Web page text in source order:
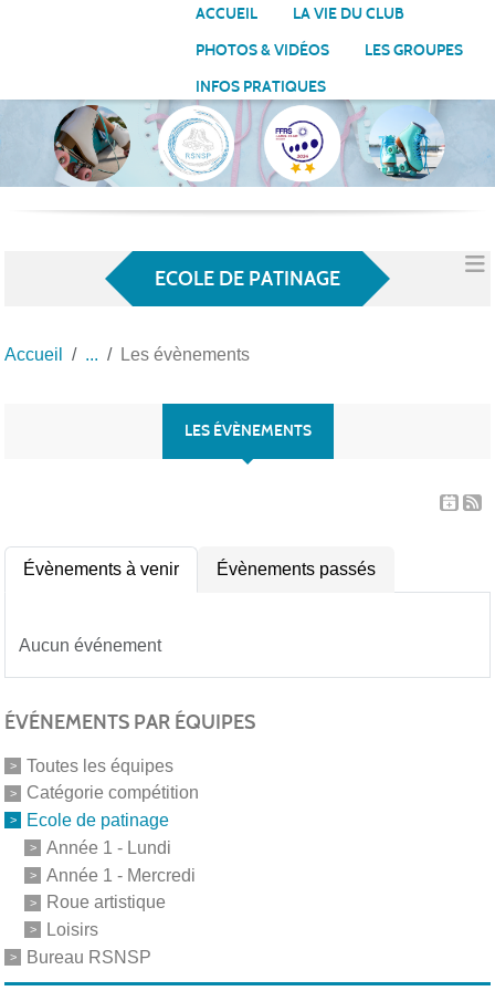
ACCUEIL
LA VIE DU CLUB
PHOTOS & VIDÉOS
LES GROUPES
INFOS PRATIQUES
ECOLE DE PATINAGE
Accueil Les évènements
LES ÉVÈNEMENTS
Évènements à venir Évènements passés
Aucun événement
ÉVÉNEMENTS PAR ÉQUIPES
Toutes les équipes
Catégorie compétition
Ecole de patinage
Année 1 - Lundi
Année 1 - Mercredi
Roue artistique
Loisirs
Bureau RSNSP
Panneau de gestion des cookies